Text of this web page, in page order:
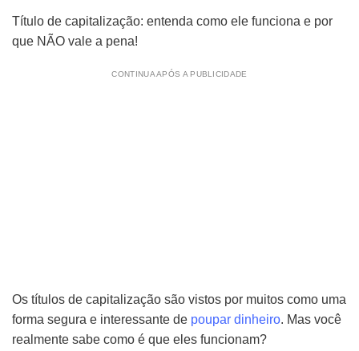
Título de capitalização: entenda como ele funciona e por
que NÃO vale a pena!
CONTINUA APÓS A PUBLICIDADE
Os títulos de capitalização são vistos por muitos como uma
forma segura e interessante de poupar dinheiro. Mas você
realmente sabe como é que eles funcionam?